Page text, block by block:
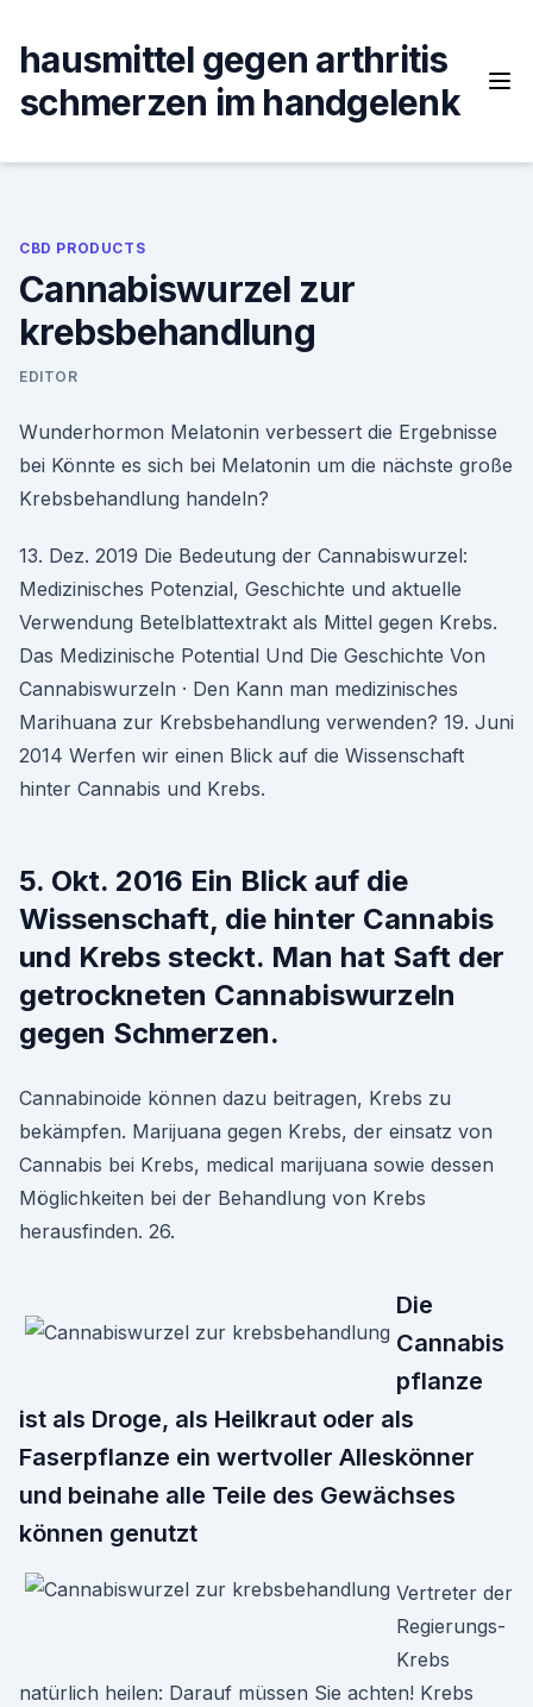
content
hausmittel gegen arthritis
schmerzen im handgelenk
CBD PRODUCTS
Cannabiswurzel zur
krebsbehandlung
EDITOR
Wunderhormon Melatonin verbessert die Ergebnisse
bei Könnte es sich bei Melatonin um die nächste große
Krebsbehandlung handeln?
13. Dez. 2019 Die Bedeutung der Cannabiswurzel:
Medizinisches Potenzial, Geschichte und aktuelle
Verwendung Betelblattextrakt als Mittel gegen Krebs.
Das Medizinische Potential Und Die Geschichte Von
Cannabiswurzeln · Den Kann man medizinisches
Marihuana zur Krebsbehandlung verwenden? 19. Juni
2014 Werfen wir einen Blick auf die Wissenschaft
hinter Cannabis und Krebs.
5. Okt. 2016 Ein Blick auf die
Wissenschaft, die hinter Cannabis
und Krebs steckt. Man hat Saft der
getrockneten Cannabiswurzeln
gegen Schmerzen.
Cannabinoide können dazu beitragen, Krebs zu
bekämpfen. Marijuana gegen Krebs, der einsatz von
Cannabis bei Krebs, medical marijuana sowie dessen
Möglichkeiten bei der Behandlung von Krebs
herausfinden. 26.
Die
Cannabis
pflanze
ist als Droge, als Heilkraut oder als
Faserpflanze ein wertvoller Alleskönner
und beinahe alle Teile des Gewächses
können genutzt
Vertreter der
Regierungs-
Krebs
natürlich heilen: Darauf müssen Sie achten! Krebs